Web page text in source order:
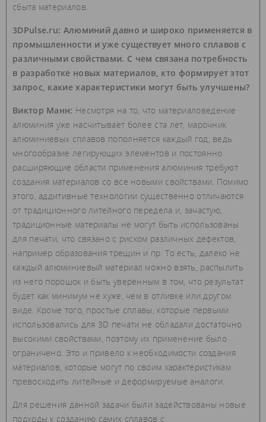
сбыта материалов.
3DPulse.ru: Алюминий давно и широко применяется в
промышленности и уже существует много сплавов с
различными свойствами. С чем связана потребность
в разработке новых материалов, кто формирует этот
запрос, какие характеристики могут быть улучшены?
Виктор Манн: Несмотря на то, что материаловедение
алюминия уже насчитывает более ста лет, марочник
алюминиевых сплавов пополняется каждый год, ведь
многообразие легирующих элементов и постоянно
расширяющие области применения алюминия требуют
создания материалов со все новыми свойствами. Помимо
этого, аддитивные технологии существенно отличаются
от традиционного литейного передела и, зачастую,
традиционные материалы не могут быть использованы
для печати, что связано с риском различных дефектов,
например образования трещин и пр. То есть, далеко не
каждый алюминиевый материал можно взять, распылить
из него порошок и быть уверенным в том, что результат
будет как минимум не хуже, чем в отливке или другом
виде. Кроме того, простые сплавы, которые первыми
использовались для 3D печати не обладали достаточно
высокими свойствами, поэтому их применение было
ограничено. Это и привело к необходимости создания
материалов, которые могут по своим характеристикам
превосходить литейные и деформируемые аналоги.
Для решения данной задачи были задействованы новые
подходы к созданию самих сплавов с